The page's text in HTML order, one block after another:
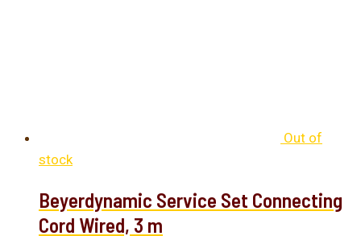
Out of
stock
Beyerdynamic Service Set Connecting
Cord Wired, 3 m